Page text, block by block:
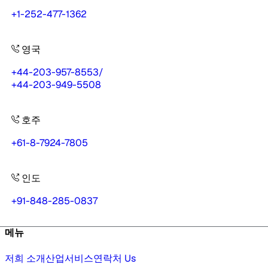
+1-252-477-1362
영국
+44-203-957-8553/
+44-203-949-5508
호주
+61-8-7924-7805
인도
+91-848-285-0837
메뉴
저희 소개산업서비스연락처 Us